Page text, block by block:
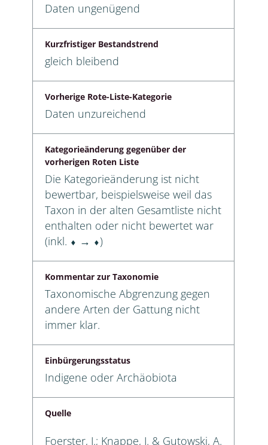
Daten ungenügend
Kurzfristiger Bestandstrend
gleich bleibend
Vorherige Rote-Liste-Kategorie
Daten unzureichend
Kategorieänderung gegenüber der
vorherigen Roten Liste
Die Kategorieänderung ist nicht
bewertbar, beispielsweise weil das
Taxon in der alten Gesamtliste nicht
enthalten oder nicht bewertet war
(inkl. ⬧ → ⬧)
Kommentar zur Taxonomie
Taxonomische Abgrenzung gegen
andere Arten der Gattung nicht
immer klar.
Einbürgerungsstatus
Indigene oder Archäobiota
Quelle
Foerster, J.; Knappe, J. & Gutowski, A.